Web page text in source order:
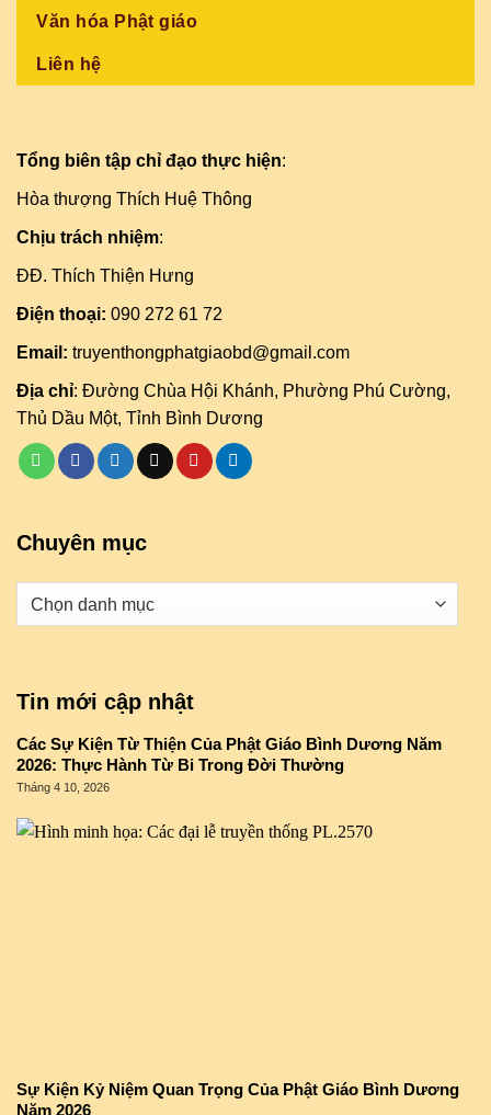
Văn hóa Phật giáo
Liên hệ
Tổng biên tập chỉ đạo thực hiện:
Hòa thượng Thích Huệ Thông
Chịu trách nhiệm:
ĐĐ. Thích Thiện Hưng
Điện thoại: 090 272 61 72
Email: truyenthongphatgiaobd@gmail.com
Địa chỉ: Đường Chùa Hội Khánh, Phường Phú Cường,
Thủ Dầu Một, Tỉnh Bình Dương
Chuyên mục
Tin mới cập nhật
Các Sự Kiện Từ Thiện Của Phật Giáo Bình Dương Năm
2026: Thực Hành Từ Bi Trong Đời Thường
Tháng 4 10, 2026
Sự Kiện Kỷ Niệm Quan Trọng Của Phật Giáo Bình Dương
Năm 2026